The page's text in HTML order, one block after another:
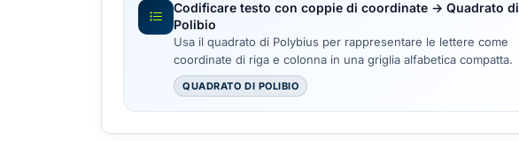
Codificare testo con coppie di coordinate → Quadrato di
Polibio
Usa il quadrato di Polybius per rappresentare le lettere come
coordinate di riga e colonna in una griglia alfabetica compatta.
QUADRATO DI POLIBIO